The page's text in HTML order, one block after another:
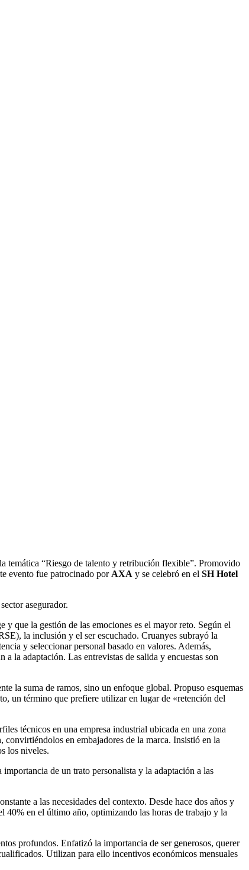
temática “Riesgo de talento y retribución flexible”. Promovido
evento fue patrocinado por AXA y se celebró en el SHHotel
asegurador.
que la gestión de las emociones es el mayor reto. Según el
la inclusión y el ser escuchado. Cruanyes subrayó la
y seleccionar personal basado en valores. Además,
la adaptación. Las entrevistas de salida y encuestas son
la suma de ramos, sino un enfoque global. Propuso esquemas
un término que prefiere utilizar en lugar de «retención del
técnicos en una empresa industrial ubicada en una zona
en embajadores de la marca. Insistió en la
los niveles.
de un trato personalista y la adaptación a las
a las necesidades del contexto. Desde hace dos años y
40% en el último año, optimizando las horas de trabajo y la
profundos. Enfatizó la importancia de ser generosos, querer
Utilizan para ello incentivos económicos mensuales